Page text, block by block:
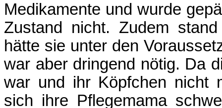
Medikamente und wurde
Zustand nicht. Zudem
hätte sie unter den
war aber dringend nötig. Da
war und ihr Köpfchen nicht
sich ihre Pflegemama